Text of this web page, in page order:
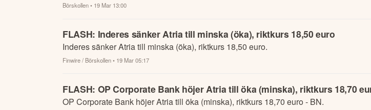
Börskollen• 19 Mar 13:00
FLASH: Inderes sänker Atria till minska (öka), riktkurs 18,50 euro
Inderes sänker Atria till minska (öka), riktkurs 18,50 euro.
Finwire / Börskollen• 19 Mar 05:17
FLASH: OP Corporate Bank höjer Atria till öka (minska), riktkurs 18,70
OP Corporate Bank höjer Atria till öka (minska), riktkurs 18,70 euro - BN.